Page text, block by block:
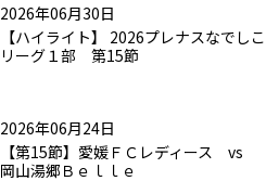
2026年06月30日
【ハイライト】 2026プレナスなでしこ
リーグ１部 第15節
2026年06月24日
【第15節】愛媛ＦＣレディース vs
岡山湯郷Ｂｅｌｌｅ